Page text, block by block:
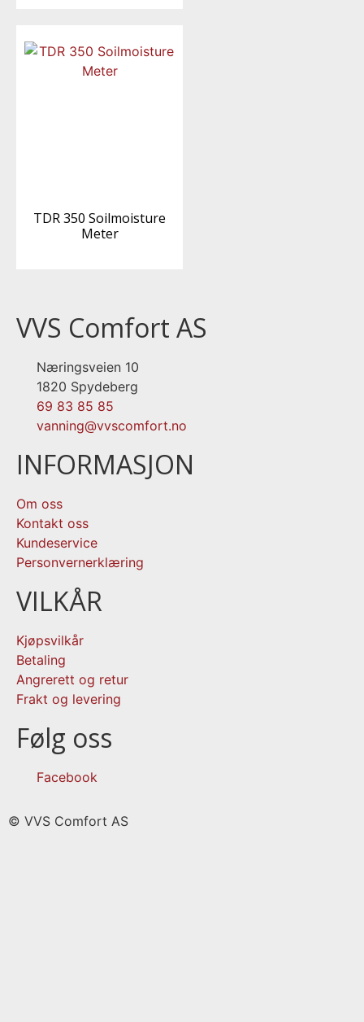
TDR 350 Soilmoisture
Meter
VVS Comfort AS
Næringsveien 10
1820 Spydeberg
69 83 85 85
vanning@vvscomfort.no
INFORMASJON
Om oss
Kontakt oss
Kundeservice
Personvernerklæring
VILKÅR
Kjøpsvilkår
Betaling
Angrerett og retur
Frakt og levering
Følg oss
Facebook
© VVS Comfort AS